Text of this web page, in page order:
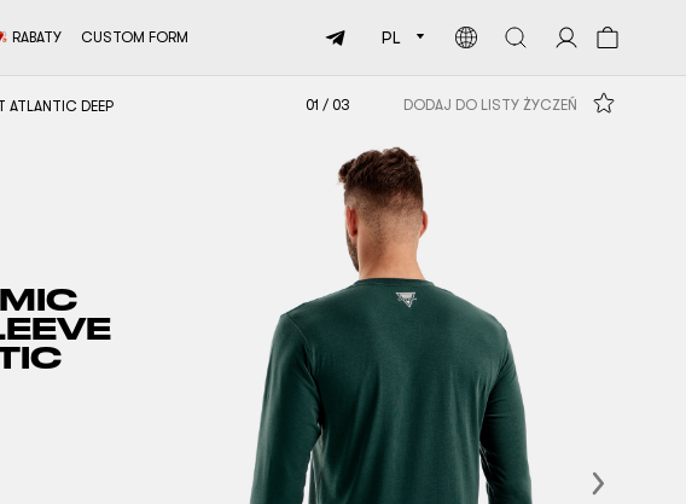
RABATY CUSTOM FORM PL
ATLANTIC DEEP 01 / 03 DODAJ DO LISTY ŻYCZEŃ
Next